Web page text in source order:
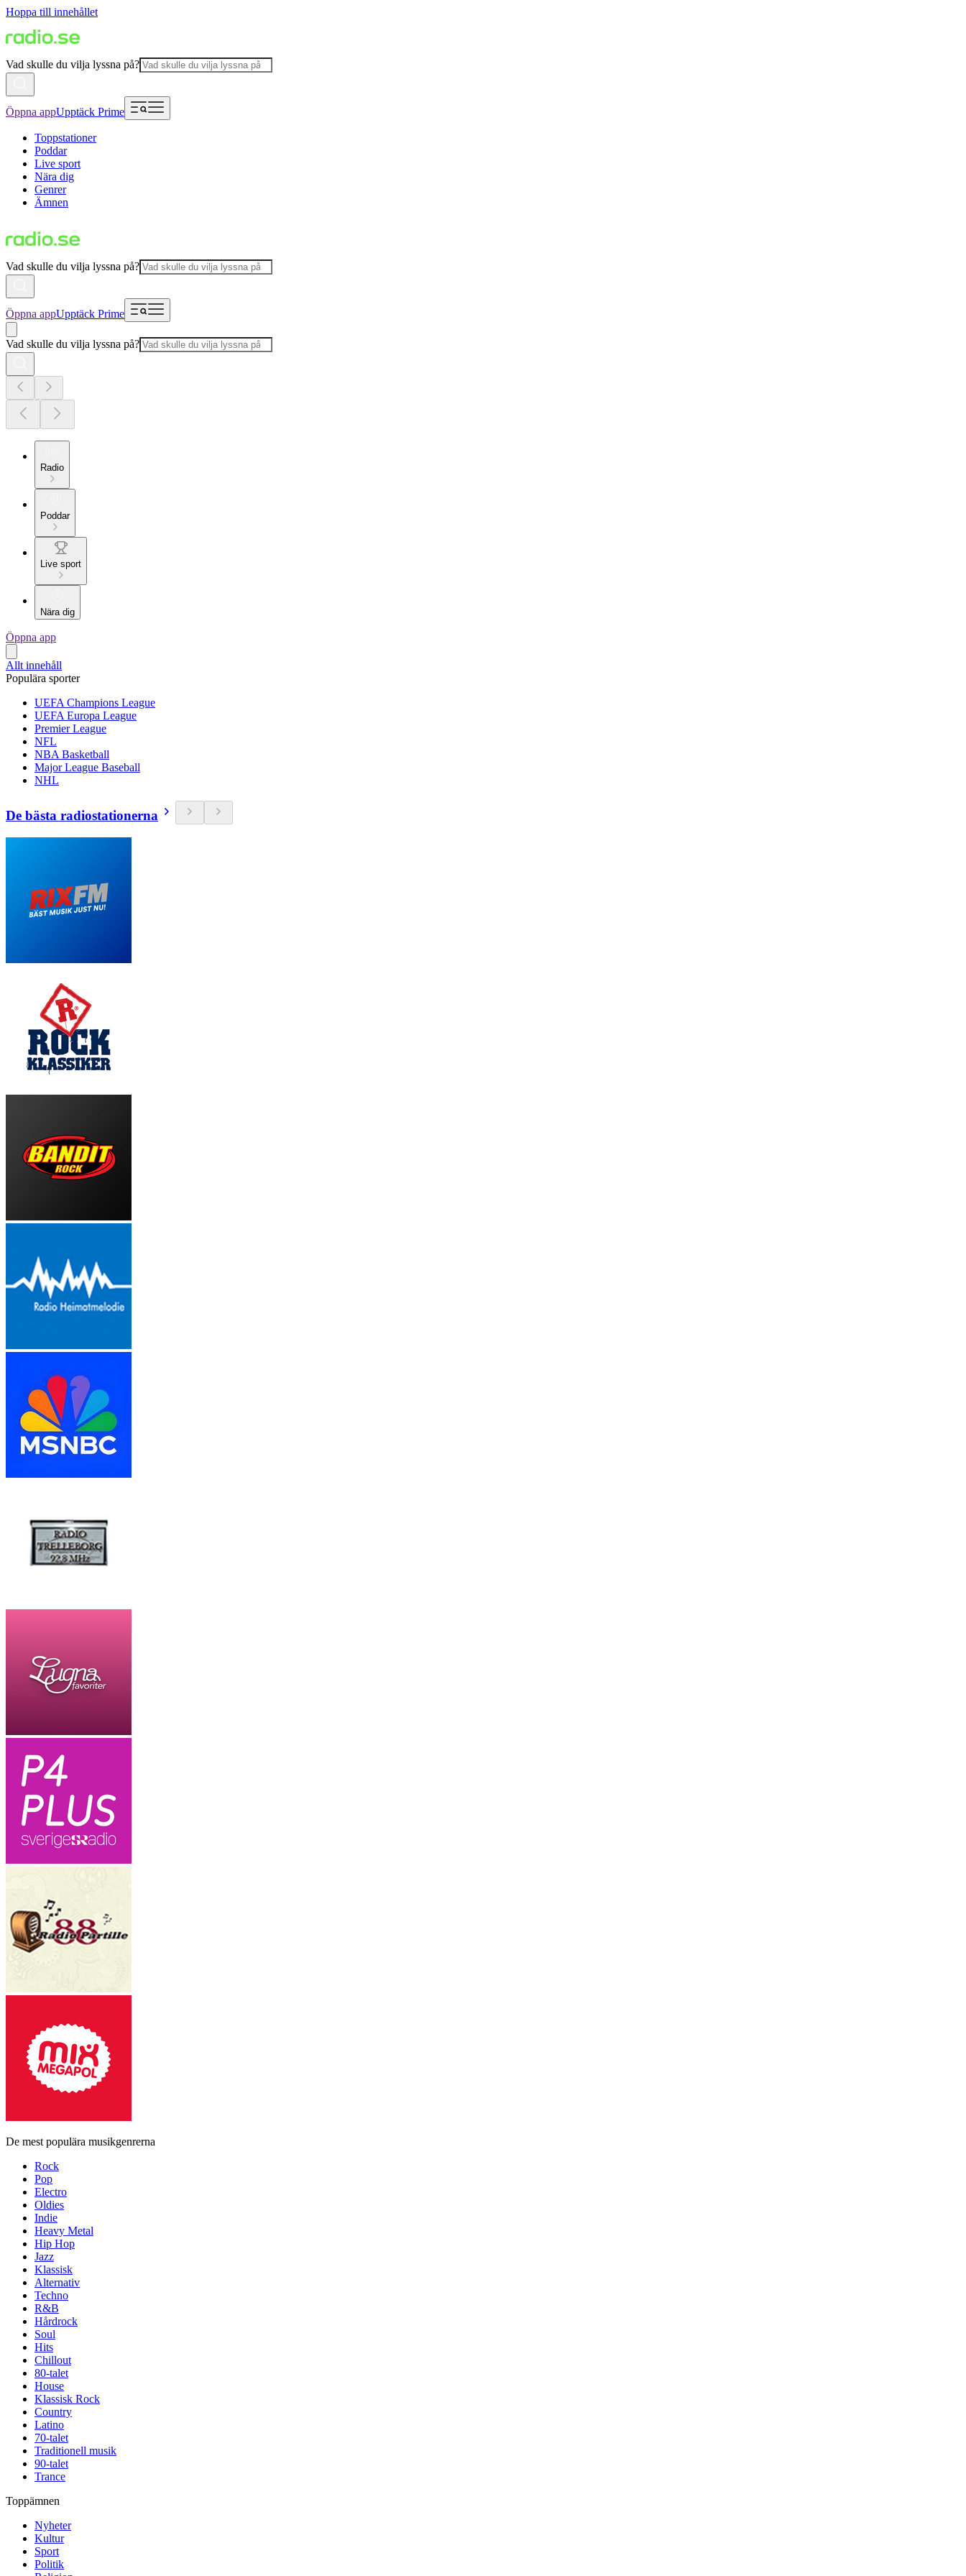
Hoppa till innehållet
Vad skulle du vilja lyssna på?
Öppna appUpptäck Prime
Toppstationer
Poddar
Live sport
Nära dig
Genrer
Ämnen
Vad skulle du vilja lyssna på?
Öppna appUpptäck Prime
Vad skulle du vilja lyssna på?
Radio
Poddar
Live sport
Nära dig
Öppna app
Allt innehåll
Populära sporter
UEFA Champions League
UEFA Europa League
Premier League
NFL
NBA Basketball
Major League Baseball
NHL
De bästa radiostationerna
De mest populära musikgenrerna
Rock
Pop
Electro
Oldies
Indie
Heavy Metal
Hip Hop
Jazz
Klassisk
Alternativ
Techno
R&B
Hårdrock
Soul
Hits
Chillout
80-talet
House
Klassisk Rock
Country
Latino
70-talet
Traditionell musik
90-talet
Trance
Toppämnen
Nyheter
Kultur
Sport
Politik